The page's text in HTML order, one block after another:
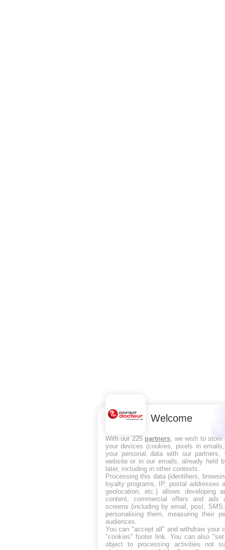
Welcome
With our 225 partners , we wish to
your devices (cookies, pixels in
your personal data with our partners,
website or in our emails, already held
later, including in other contexts.
Processing this data (identifiers,
loyalty programs, IP, postal addresses
geolocation, etc.) allows developing
content, commercial offers and ads
screens (including by email, post,
personalising them, measuring their
audiences.
You can "accept all" and withdraw your
"cookies" footer link . You can also
object to processing activities not